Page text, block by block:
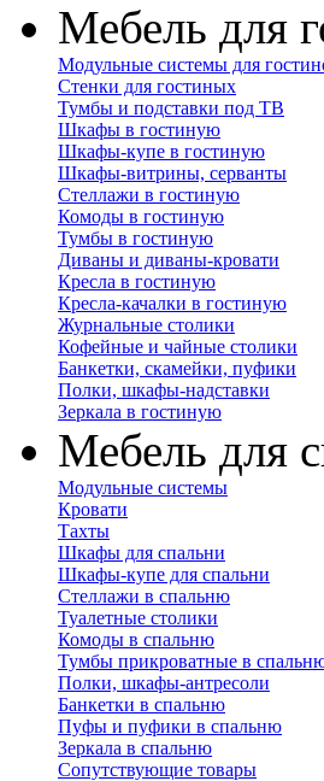
Мебель для
Модульные системы для
Стенки для гостиных
Тумбы и подставки под ТВ
Шкафы в гостиную
Шкафы-купе в гостиную
Шкафы-витрины, серванты
Стеллажи в гостиную
Комоды в гостиную
Тумбы в гостиную
Диваны и диваны-кровати
Кресла в гостиную
Кресла-качалки в гостиную
Журнальные столики
Кофейные и чайные столики
Банкетки, скамейки, пуфики
Полки, шкафы-надставки
Зеркала в гостиную
Мебель для
Модульные системы
Кровати
Тахты
Шкафы для спальни
Шкафы-купе для спальни
Стеллажи в спальню
Туалетные столики
Комоды в спальню
Тумбы прикроватные в
Полки, шкафы-антресоли
Банкетки в спальню
Пуфы и пуфики в спальню
Зеркала в спальню
Сопутствующие товары